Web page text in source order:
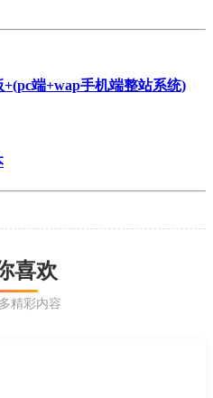
端+wap手机端整站系统)
喜欢
精彩内容